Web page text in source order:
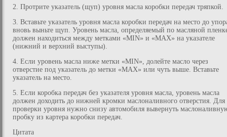
2. Протрите указатель (щуп) уровня масла коробки передач тряпкой.
3. Вставьте указатель уровня масла коробки передач на место до
вновь выньте щуп. Уровень масла, определяемый по масляной
должен находиться между метками «MIN» и «МАХ» на указателе
(нижний и верхний выступы).
4. Если уровень масла ниже метки «MIN», долейте масло через
отверстие под указатель до метки «МАХ» или чуть выше. Вставьте
указатель на место.
5. Если коробка передач без указателя уровня масла, уровень масла
должен доходить до нижней кромки маслоналивного отверстия. Для
проверки уровня нужно снизу автомобиля вывернуть
пробку из картера коробки передач.
Цитата